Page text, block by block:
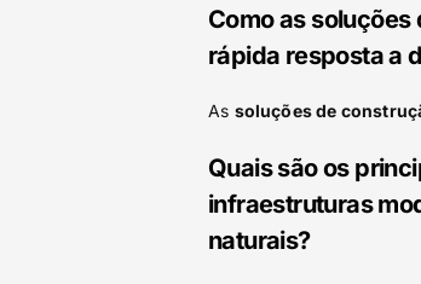
Como as
rápida resposta a
As soluções de
Quais são os
infraestruturas
naturais?